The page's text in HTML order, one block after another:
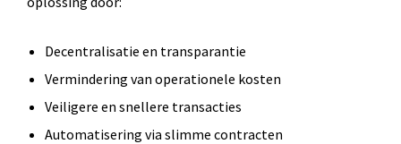
Decentralisatie en transparantie
Vermindering van operationele kosten
Veiligere en snellere transacties
Automatisering via slimme contracten